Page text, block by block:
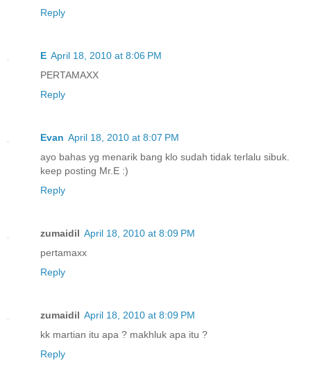
Reply
E April 18, 2010 at 8:06 PM
PERTAMAXX
Reply
Evan April 18, 2010 at 8:07 PM
ayo bahas yg menarik bang klo sudah tidak terlalu sibuk.
keep posting Mr.E :)
Reply
zumaidil April 18, 2010 at 8:09 PM
pertamaxx
Reply
zumaidil April 18, 2010 at 8:09 PM
kk martian itu apa ? makhluk apa itu ?
Reply